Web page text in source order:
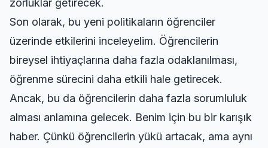
zorluklar getirecek.
Son olarak, bu yeni politikaların öğrenciler
üzerinde etkilerini inceleyelim. Öğrencilerin
bireysel ihtiyaçlarına daha fazla odaklanılması,
öğrenme sürecini daha etkili hale getirecek.
Ancak, bu da öğrencilerin daha fazla sorumluluk
alması anlamına gelecek. Benim için bu bir karışık
haber. Çünkü öğrencilerin yükü artacak, ama aynı